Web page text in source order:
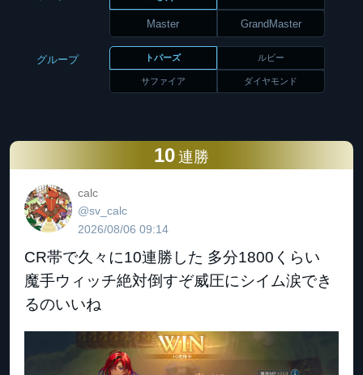
Master GrandMaster
グループ トパーズ ルビー
サファイア ダイヤモンド
10 連勝
calc
@sv_calc
2026/08/06 09:14
CR帯で久々に10連勝した 多分1800くらい
魔手ウィッチ絶対倒すぞ威圧にシイム涙でき
るのいいね